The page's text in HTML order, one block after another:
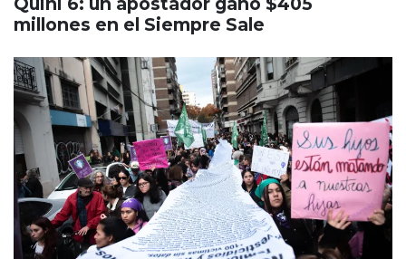
millones en el Siempre Sale